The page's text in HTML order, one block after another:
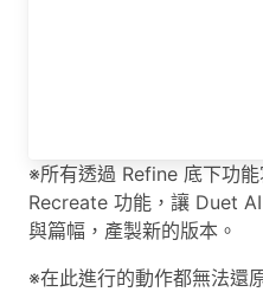
※所有透過 Refine 底下功
Recreate 功能，讓 Duet
與篇幅，產製新的版本。
※在此進行的動作都無法還